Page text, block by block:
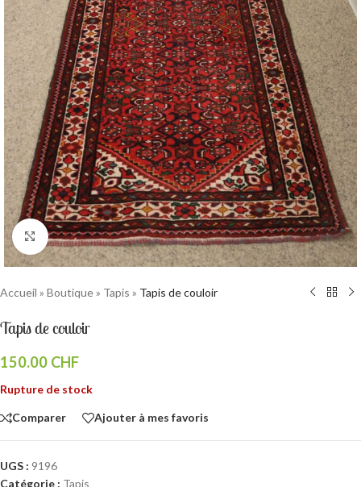
Cliquez pour agrandir
Accueil » Boutique» Tapis » Tapis de couloir
Tapis de couloir
150.00 CHF
Rupture de stock
Comparer Ajouter à mes favoris
UGS : 9196
Catégorie : Tapis